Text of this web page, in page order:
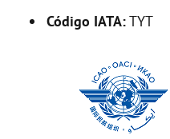
Código IATA:TYT